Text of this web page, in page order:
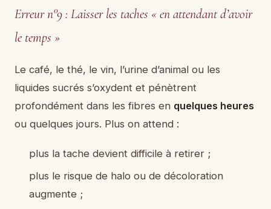
Erreur n°9 : Laisser les taches « en attendant d’avoir
le temps »
Le café, le thé, le vin, l’urine d’animal ou les
liquides sucrés s’oxydent et pénètrent
profondément dans les fibres en quelques heures
ou quelques jours. Plus on attend :
plus la tache devient difficile à retirer ;
plus le risque de halo ou de décoloration
augmente ;